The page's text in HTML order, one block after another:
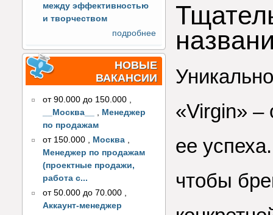
между эффективностью
и творчеством
подробнее
НОВЫЕ
ВАКАНСИИ
от 90.000 до 150.000 ,
__Москва__
, Менеджер
по продажам
от 150.000
Москва
Менеджер по продажам
(проектные продажи,
работа с...
от 50.000 до 70.000
Аккаунт-менеджер
«Virgin» –
ее
чтобы